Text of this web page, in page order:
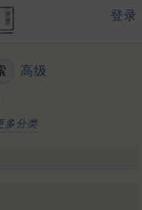
登录
高级
多分类